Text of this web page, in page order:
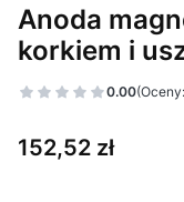
Anoda
korkiem i
0.00
Cena
152,52 zł